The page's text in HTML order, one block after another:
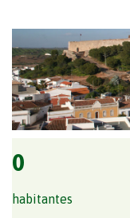
0
habitantes